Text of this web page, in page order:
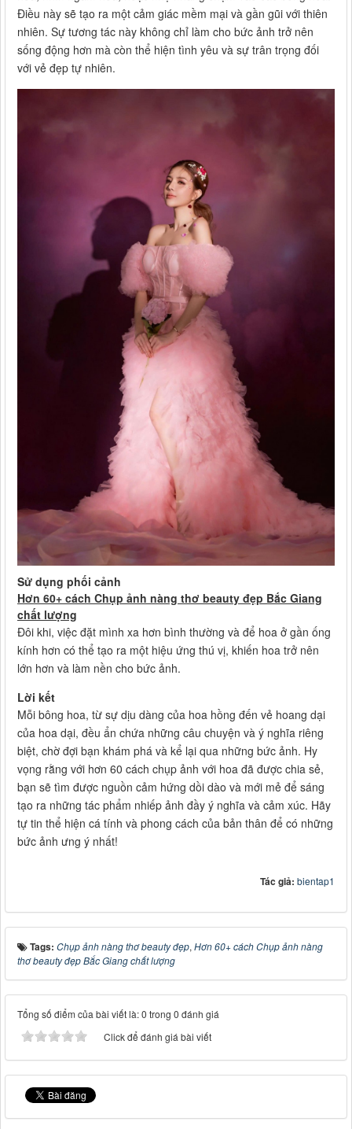
Điều này sẽ tạo ra một cảm giác mềm mại và gần gũi với thiên
nhiên. Sự tương tác này không chỉ làm cho bức ảnh trở nên
sống động hơn mà còn thể hiện tình yêu và sự trân trọng đối
với vẻ đẹp tự nhiên.
Sử dụng phối cảnh
Hơn 60+ cách Chụp ảnh nàng thơ beauty đẹp Bắc Giang
chất lượng
Đôi khi, việc đặt mình xa hơn bình thường và để hoa ở gần ống
kính hơn có thể tạo ra một hiệu ứng thú vị, khiến hoa trở nên
lớn hơn và làm nền cho bức ảnh.
Lời kết
Mỗi bông hoa, từ sự dịu dàng của hoa hồng đến vẻ hoang dại
của hoa dại, đều ẩn chứa những câu chuyện và ý nghĩa riêng
biệt, chờ đợi bạn khám phá và kể lại qua những bức ảnh. Hy
vọng rằng với hơn 60 cách chụp ảnh với hoa đã được chia sẻ,
bạn sẽ tìm được nguồn cảm hứng dồi dào và mới mẻ để sáng
tạo ra những tác phẩm nhiếp ảnh đầy ý nghĩa và cảm xúc. Hãy
tự tin thể hiện cá tính và phong cách của bản thân để có những
bức ảnh ưng ý nhất!
Tác giả: bientap1
Tags: Chụp ảnh nàng thơ beauty đẹp, Hơn 60+ cách Chụp ảnh nàng
thơ beauty đẹp Bắc Giang chất lượng
Tổng số điểm của bài viết là: 0 trong 0 đánh giá
Click để đánh giá bài viết